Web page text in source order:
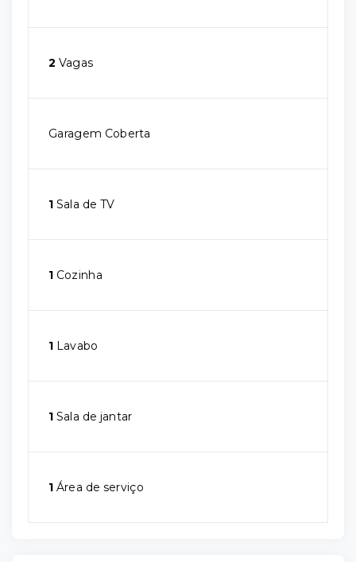
2 Vagas
Garagem Coberta
1 Sala de TV
1 Cozinha
1 Lavabo
1 Sala de jantar
1 Área de serviço